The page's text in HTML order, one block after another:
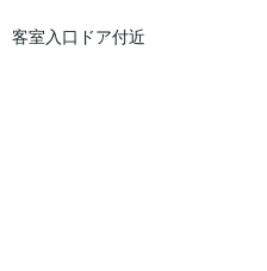
客室入口ドア付近